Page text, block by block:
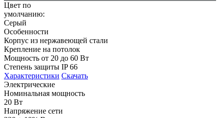
Цвет по
умолчанию:
Серый
Особенности
Корпус из нержавеющей стали
Крепление на потолок
Мощность от 20 до 60 Вт
Степень защиты IP 66
Характеристики Скачать
Электрические
Номинальная мощность
20 Вт
Напряжение сети